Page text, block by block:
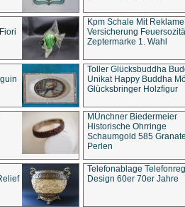
Kpm Schale Mit Reklame
Versicherung
Zeptermarke 1. Wahl
Toller Glücksbuddha
Unikat Happy Buddha
Glücksbringer Holzfigur
MÜnchner Biedermeier
Historische Ohrringe
Schaumgold 585
Perlen
Telefonablage
Design 60er 70er Jahre